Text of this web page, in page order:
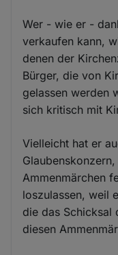
Wer - wie er -
verkaufen kann,
denen der
Bürger, die von
gelassen werden
sich kritisch mit
Vielleicht hat er
Ammenmärchen
loszulassen, weil
die das Schicksal
diesen